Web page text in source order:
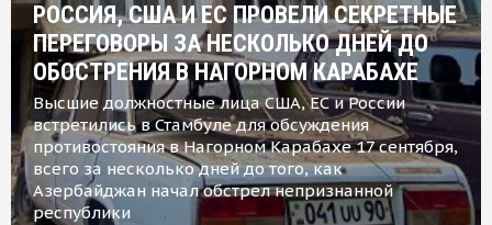
РОССИЯ, США И ЕС ПРОВЕЛИ СЕКРЕТНЫЕ
ПЕРЕГОВОРЫ ЗА НЕСКОЛЬКО ДНЕЙ ДО
ОБОСТРЕНИЯ В НАГОРНОМ КАРАБАХЕ
Высшие должностные лица США, ЕС и России
встретились в Стамбуле для обсуждения
противостояния в Нагорном Карабахе 17 сентября,
всего за несколько дней до того, как
Азербайджан начал обстрел непризнанной
республики